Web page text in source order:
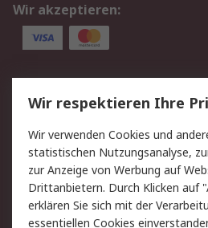
Wir akzeptieren:
Service
Value Added Services
Rücksendungen
Hilfe
Rechtliches
Wir respektieren Ihre
Wir verwenden Cookies und
statistischen Nutzungsanalyse,
zur Anzeige von Werbung auf
Drittanbietern. Durch Klicken auf
erklären Sie sich mit der
essentiellen Cookies